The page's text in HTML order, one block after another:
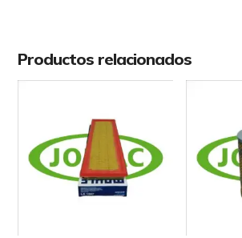
Productos relacionados